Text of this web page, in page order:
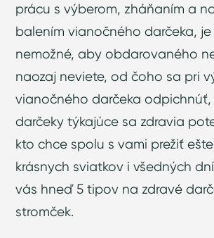
prácu s výberom, zháňaním a
balením vianočného darčeka,
nemožné, aby obdarovaného
naozaj neviete, od čoho sa pri
vianočného darčeka odpichnúť,
darčeky týkajúce sa zdravia
kto chce spolu s vami prežiť
krásnych sviatkov i všedných
vás hneď 5 tipov na zdravé
stromček.